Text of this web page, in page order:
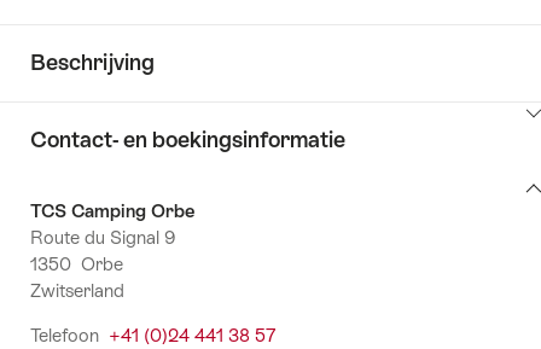
Beschrijving
hier
inhoud
naar
informatie
weer
te
geven
Contact- en boekingsinformatie
Contact-
en
boekingsinformatie
TCS Camping Orbe
Route du Signal 9
1350 Orbe
Zwitserland
Telefoon +41 (0)24 441 38 57